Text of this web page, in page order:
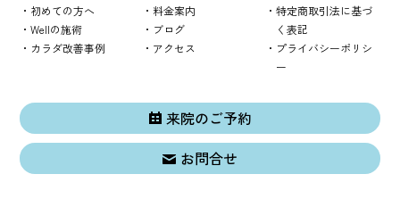
初めての方へ
Wellの施術
カラダ改善事例
料金案内
ブログ
アクセス
特定商取引法に基づ
く表記
プライバシーポリシ
ー
来院のご予約
お問合せ